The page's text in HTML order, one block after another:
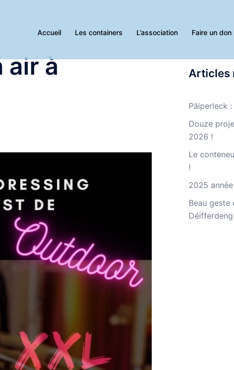
Accueil Les containers L’association Faire un don
air à
Articles
Päiperleck
Douze
2026 !
Le
!
2025
Beau geste
Déifferdeng